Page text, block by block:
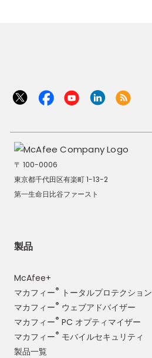
〒 100-0006
東京都千代田区有楽町 1-13-2
第一生命日比谷ファースト
製品
McAfee+
マカフィー®
トータルプロテクション
マカフィー® ウェブアドバイザー
マカフィー® PC オプティマイザー
マカフィー® モバイルセキュリティ
製品一覧